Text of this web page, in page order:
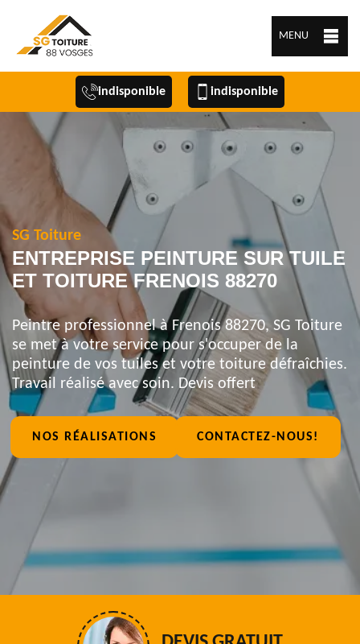
MENU
indisponible indisponible
SG Toiture
ENTREPRISE PEINTURE SUR TUILE
ET TOITURE FRENOIS 88270
Peintre professionnel à Frenois 88270, SG Toiture
se met à votre service pour s'occuper de la
peinture de vos tuiles et votre toiture défraîchies.
Travail réalisé avec soin. Devis offert
NOS RÉALISATIONS CONTACTEZ-NOUS!